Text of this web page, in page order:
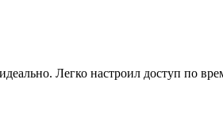
Легко настроил доступ по